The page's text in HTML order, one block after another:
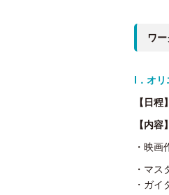
ワ
Ⅰ．オ
【日程】
【内容】
・映画
・マス
・ガイ